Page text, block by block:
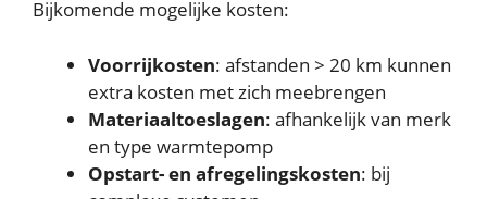
Bijkomende mogelijke kosten:
Voorrijkosten: afstanden > 20 km kunnen
extra kosten met zich meebrengen
Materiaaltoeslagen: afhankelijk van merk
en type warmtepomp
Opstart- en afregelingskosten: bij